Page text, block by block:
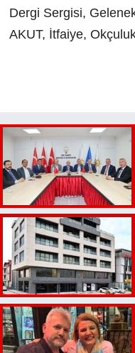
Dergi Sergisi,
AKUT, İtfaiye,